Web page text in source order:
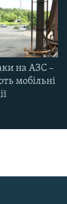
на АЗС –
мобільні